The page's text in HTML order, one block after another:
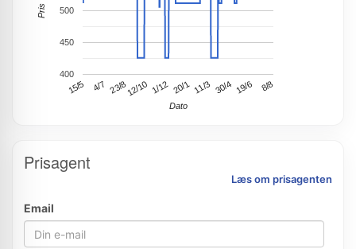
15/5 4/7 23/812/10 1/12 20/1 11/3 30/4 19/6 8/8
400
450
500
Dato
Pris
Prisagent
Læs om prisagenten
Email